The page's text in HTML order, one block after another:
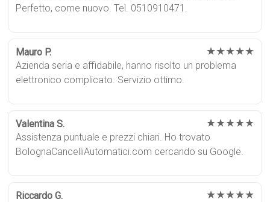
Perfetto, come nuovo. Tel. 0510910471.
Mauro P. ★★★★★
Azienda seria e affidabile, hanno risolto un problema
elettronico complicato. Servizio ottimo.
Valentina S. ★★★★★
Assistenza puntuale e prezzi chiari. Ho trovato
BolognaCancelliAutomatici.com cercando su Google.
Riccardo G. ★★★★★